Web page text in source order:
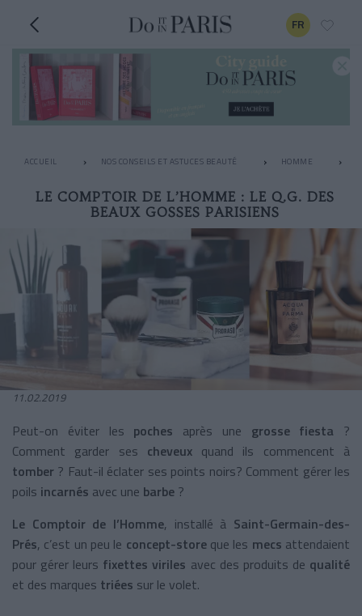
FR
ACCUEIL NOS CONSEILS ET ASTUCES BEAUTÉ HOMME
LE COMPTOIR DE L’HOMME : LE Q.G. DES
BEAUX GOSSES PARISIENS
11.02.2019
Peut-on éviter les poches après une grosse fiesta ?
Comment garder ses cheveuxquand ils commencent à
tomber ? Faut-il éclater ses points noirs? Comment gérer les
poils incarnés avec une barbe ?
Le Comptoir de l’Homme, installé à Saint-Germain-des-
Prés, c’est un peu le concept-storeque les mecs attendaient
pour gérer leurs fixettes viriles avec des produits de qualité
et des marques triées sur le volet.